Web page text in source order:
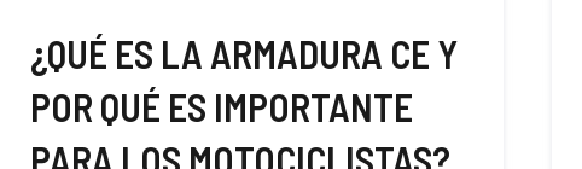
¿QUÉ ES LA ARMADURA CE Y
POR QUÉ ES IMPORTANTE
PARA LOS MOTOCICLISTAS?